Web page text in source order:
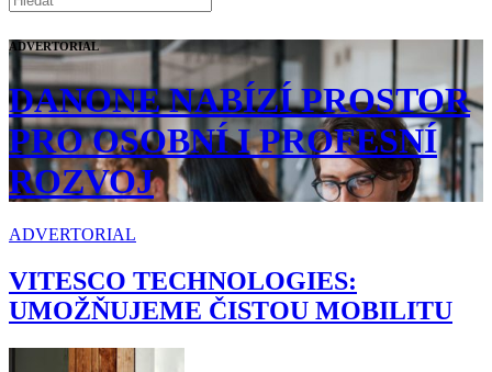
ADVERTORIAL
DANONE NABÍZÍ PROSTOR
PRO OSOBNÍ I PROFESNÍ
ROZVOJ
ADVERTORIAL
VITESCO TECHNOLOGIES:
UMOŽŇUJEME ČISTOU MOBILITU